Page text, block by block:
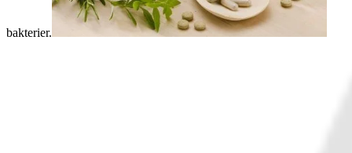
bakterier.